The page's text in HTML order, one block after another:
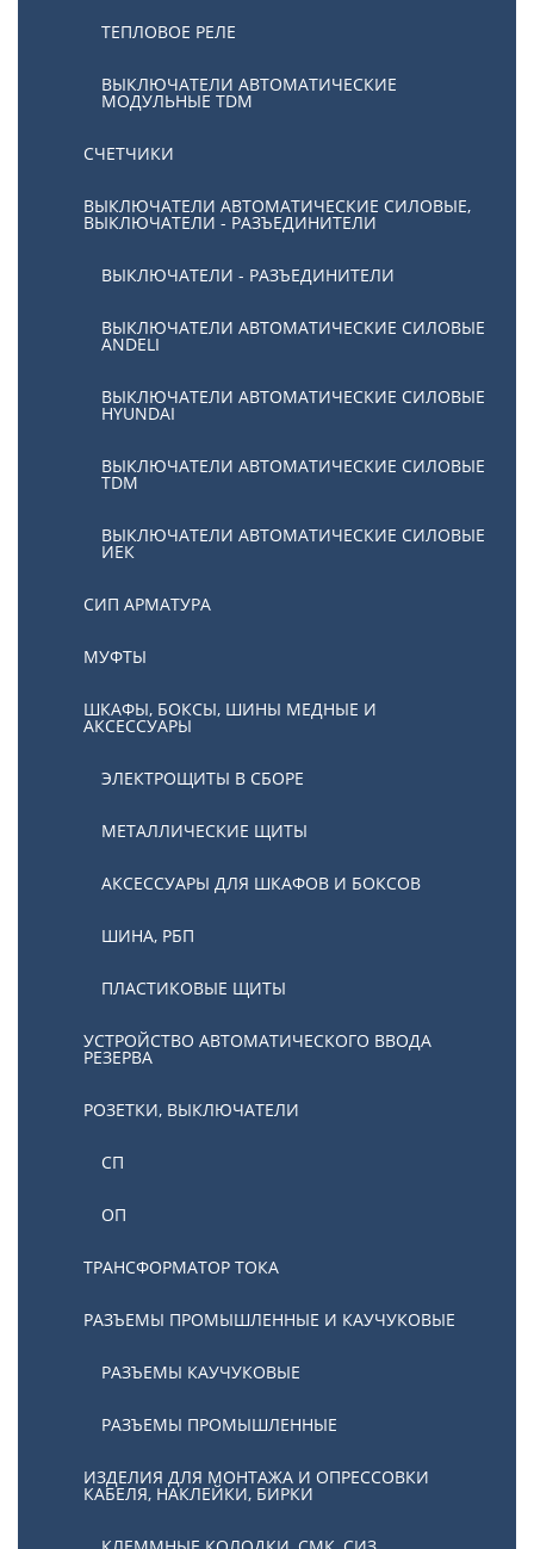
ТЕПЛОВОЕ РЕЛЕ
ВЫКЛЮЧАТЕЛИ АВТОМАТИЧЕСКИЕ
МОДУЛЬНЫЕ TDM
СЧЕТЧИКИ
ВЫКЛЮЧАТЕЛИ АВТОМАТИЧЕСКИЕ СИЛОВЫЕ,
ВЫКЛЮЧАТЕЛИ - РАЗЪЕДИНИТЕЛИ
ВЫКЛЮЧАТЕЛИ - РАЗЪЕДИНИТЕЛИ
ВЫКЛЮЧАТЕЛИ АВТОМАТИЧЕСКИЕ СИЛОВЫЕ
ANDELI
ВЫКЛЮЧАТЕЛИ АВТОМАТИЧЕСКИЕ СИЛОВЫЕ
HYUNDAI
ВЫКЛЮЧАТЕЛИ АВТОМАТИЧЕСКИЕ СИЛОВЫЕ
TDM
ВЫКЛЮЧАТЕЛИ АВТОМАТИЧЕСКИЕ СИЛОВЫЕ
ИЕК
СИП АРМАТУРА
МУФТЫ
ШКАФЫ, БОКСЫ, ШИНЫ МЕДНЫЕ И
АКСЕССУАРЫ
ЭЛЕКТРОЩИТЫ В СБОРЕ
МЕТАЛЛИЧЕСКИЕ ЩИТЫ
АКСЕССУАРЫ ДЛЯ ШКАФОВ И БОКСОВ
ШИНА, РБП
ПЛАСТИКОВЫЕ ЩИТЫ
УСТРОЙСТВО АВТОМАТИЧЕСКОГО ВВОДА
РЕЗЕРВА
РОЗЕТКИ, ВЫКЛЮЧАТЕЛИ
СП
ОП
ТРАНСФОРМАТОР ТОКА
РАЗЪЕМЫ ПРОМЫШЛЕННЫЕ И КАУЧУКОВЫЕ
РАЗЪЕМЫ КАУЧУКОВЫЕ
РАЗЪЕМЫ ПРОМЫШЛЕННЫЕ
ИЗДЕЛИЯ ДЛЯ МОНТАЖА И ОПРЕССОВКИ
КАБЕЛЯ, НАКЛЕЙКИ, БИРКИ